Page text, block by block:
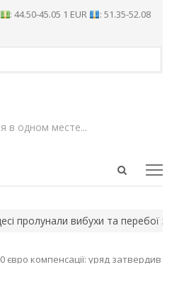
: 44.50-45.05 1 EUR
: 51.35-52.08
в одном месте...
Open
пролунали вибухи та перебої зі
євро компенсації: уряд затвердив